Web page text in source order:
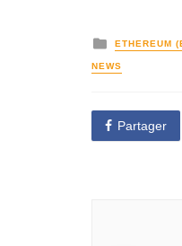
ETHEREUM
NEWS
Partager